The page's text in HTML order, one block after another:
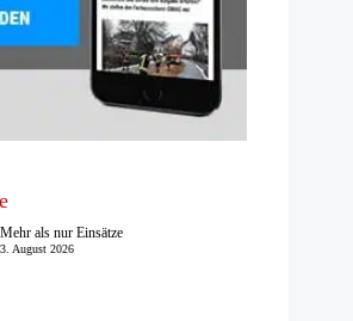
Mehr als nur Einsätze
3. August 2026